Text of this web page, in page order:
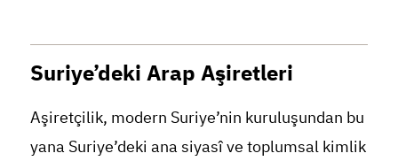
Suriye’deki Arap Aşiretleri
Aşiretçilik, modern Suriye’nin kuruluşundan bu
yana Suriye’deki ana siyasî ve toplumsal kimlik